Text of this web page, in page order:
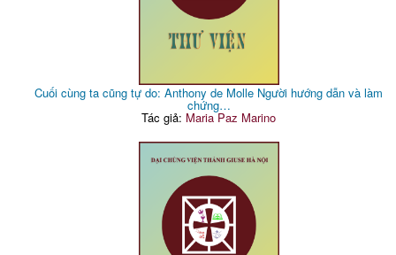
Cuối cùng ta cũng tự do: Anthony de Molle Người hướng dẫn và làm
chứng…
Tác giả: Maria Paz Marino